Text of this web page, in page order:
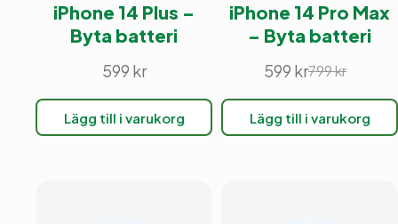
iPhone 14 Plus –
Byta batteri
599 kr
Lägg till i varukorg
iPhone 14 Pro Max
– Byta batteri
799kr
Det
priset
var:
599 krDet
nuvarande
priset
är:
Lägg till i varukorg